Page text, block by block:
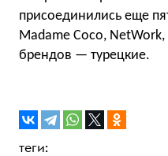
присоединились еще
Madame Coco, NetWork,
брендов — турецкие.